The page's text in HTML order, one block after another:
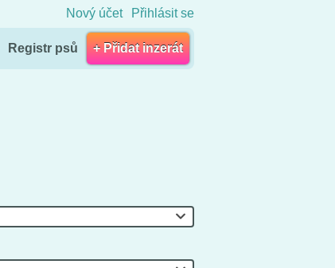
Nový účet Přihlásit se
Registr psů + Přidat inzerát